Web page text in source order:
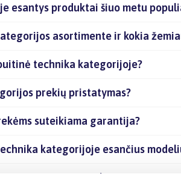
esantys produktai šiuo metu
asortimente ir kokia
technika kategorijoje?
prekių pristatymas?
suteikiama garantija?
kategorijoje esančius
esančias prekes internetu?